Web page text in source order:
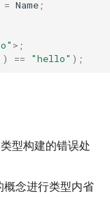
= Name;
> ;
== "hello" );
型构建的错误处
念进行类型内省